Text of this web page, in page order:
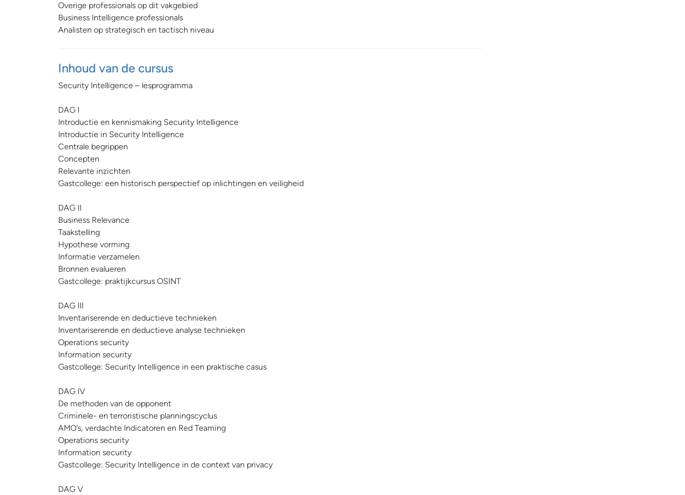
Overige professionals op dit vakgebied
Business Intelligence professionals
Analisten op strategisch en tactisch niveau
Inhoud van de cursus
Security Intelligence – lesprogramma
DAG I
Introductie en kennismaking Security Intelligence
Introductie in Security Intelligence
Centrale begrippen
Concepten
Relevante inzichten
Gastcollege: een historisch perspectief op inlichtingen en veiligheid
DAG II
Business Relevance
Taakstelling
Hypothese vorming
Informatie verzamelen
Bronnen evalueren
Gastcollege: praktijkcursus OSINT
DAG III
Inventariserende en deductieve technieken
Inventariserende en deductieve analyse technieken
Operations security
Information security
Gastcollege: Security Intelligence in een praktische casus
DAG IV
De methoden van de opponent
Criminele- en terroristische planningscyclus
AMO’s, verdachte Indicatoren en Red Teaming
Operations security
Information security
Gastcollege: Security Intelligence in de context van privacy
DAG V